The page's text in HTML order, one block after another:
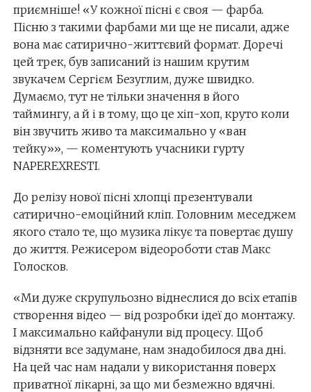
приємніше! «У кожної пісні є своя — фарба.
Пісню з такими фарбами ми ще не писали, адже
вона має сатирично-життєвий формат. Доречі
цей трек, був записаний із нашим крутим
звукачем Сергієм Безуглим, дуже швидко.
Думаємо, тут не тільки значення в його
таймингу, а й і в тому, що це хіп-хоп, круто коли
він звучить живо та максимально у «ван
тейку»», — коментують учасники гурту
NAPEREXRESTІ.
До релізу нової пісні хлопці презентували
сатирично-емоційний кліп. Головним меседжем
якого стало те, що музика лікує та повертає душу
до життя. Режисером відеороботи став Макс
Голосков.
«Ми дуже скрупульозно віднеслися до всіх етапів
створення відео — від розробки ідеї до монтажу.
І максимально кайфанули від процесу. Щоб
відзняти все задумане, нам знадобилося два дні.
На цей час нам надали у використання поверх
приватної лікарні, за що ми безмежно вдячні.